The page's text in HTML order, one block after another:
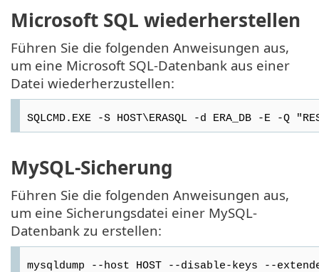
Microsoft SQL wiederherstellen
Führen Sie die folgenden Anweisungen aus,
um eine Microsoft SQL-Datenbank aus einer
Datei wiederherzustellen:
SQLCMD.EXE -S HOST\ERASQL -d ERA_DB -E -Q
MySQL-Sicherung
Führen Sie die folgenden Anweisungen aus,
um eine Sicherungsdatei einer MySQL-
Datenbank zu erstellen:
mysqldump --host HOST --disable-keys --